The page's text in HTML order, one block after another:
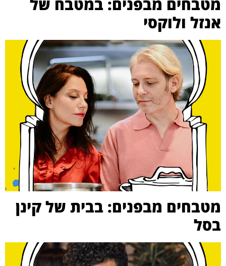
אנזל ולוקסי
מטבחים מבפנים: בבית של קינן
בסל